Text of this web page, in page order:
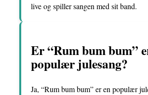
live og spiller sangen med sit band.
Er “Rum bum bum”
populær julesang?
Ja, “Rum bum bum” er en populær